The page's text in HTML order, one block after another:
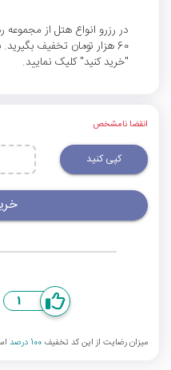
در رزرو انواع هتل از مجموعه
60 هزار تومان تخفیف
"خرید کنید" کلیک نمایید.
انقضا نامشخص
کپی کنید
1
میزان رضایت از این کد تخفیف 100 درصد